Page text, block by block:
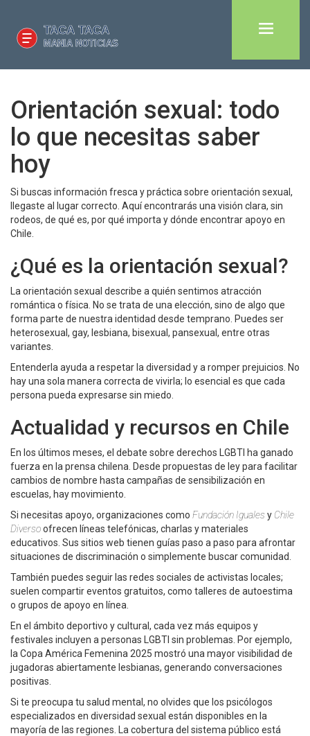
Orientación sexual: todo
lo que necesitas saber
hoy
Si buscas información fresca y práctica sobre orientación sexual,
llegaste al lugar correcto. Aquí encontrarás una visión clara, sin
rodeos, de qué es, por qué importa y dónde encontrar apoyo en
Chile.
¿Qué es la orientación sexual?
La orientación sexual describe a quién sentimos atracción
romántica o física. No se trata de una elección, sino de algo que
forma parte de nuestra identidad desde temprano. Puedes ser
heterosexual, gay, lesbiana, bisexual, pansexual, entre otras
variantes.
Entenderla ayuda a respetar la diversidad y a romper prejuicios. No
hay una sola manera correcta de vivirla; lo esencial es que cada
persona pueda expresarse sin miedo.
Actualidad y recursos en Chile
En los últimos meses, el debate sobre derechos LGBTI ha ganado
fuerza en la prensa chilena. Desde propuestas de ley para facilitar
cambios de nombre hasta campañas de sensibilización en
escuelas, hay movimiento.
Si necesitas apoyo, organizaciones como Fundación Iguales y Chile
Diversoofrecen líneas telefónicas, charlas y materiales
educativos. Sus sitios web tienen guías paso a paso para afrontar
situaciones de discriminación o simplemente buscar comunidad.
También puedes seguir las redes sociales de activistas locales;
suelen compartir eventos gratuitos, como talleres de autoestima
o grupos de apoyo en línea.
En el ámbito deportivo y cultural, cada vez más equipos y
festivales incluyen a personas LGBTI sin problemas. Por ejemplo,
la Copa América Femenina 2025 mostró una mayor visibilidad de
jugadoras abiertamente lesbianas, generando conversaciones
positivas.
Si te preocupa tu salud mental, no olvides que los psicólogos
especializados en diversidad sexual están disponibles en la
mayoría de las regiones. La cobertura del sistema público está